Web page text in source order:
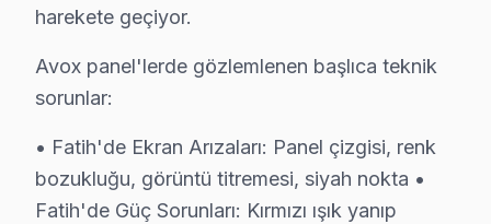
İstanbul Avrupa Yakası içinde yer alan Fatih,
Fatih Mahalle Bazlı Avox TV Servis Kapsamı
Aksaray, Akşemsettin, Alemdar, Ali Kuşçu, Atik Ali,
Hobyar, Hoca Gıyasettin, Hocapaşa, İskenderpaşa,
harekete geçiyor.
Avox panel'lerde gözlemlenen başlıca teknik
sorunlar:
• Fatih'de Ekran Arızaları: Panel çizgisi, renk
bozukluğu, görüntü titremesi, siyah nokta •
Fatih'de Güç Sorunları: Kırmızı ışık yanıp